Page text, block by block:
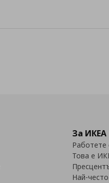
За ИКЕА
Работете
Това е
Най-